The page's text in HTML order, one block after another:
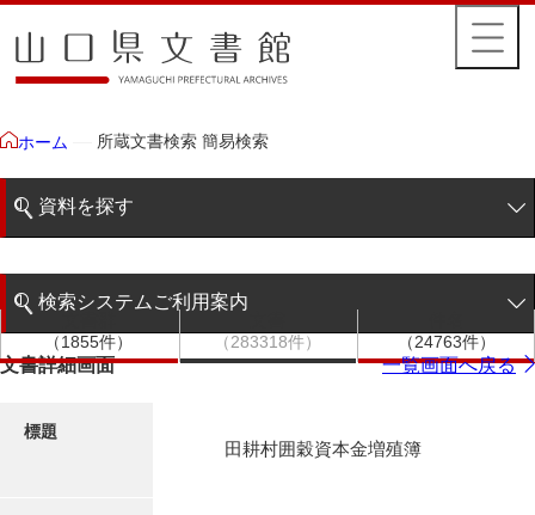
ホーム 所蔵文書検索 簡易検索
資料を探す
階層検索
検索システムご利用案内
検索システムの利用について
（1855件）
（283318件）
（24763件）
文書詳細画面 一覧画面へ戻る
標題
田耕村囲穀資本金増殖簿